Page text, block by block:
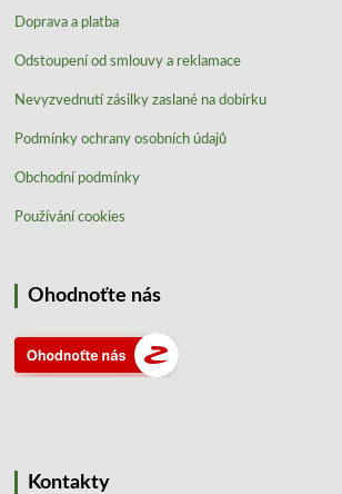
Doprava a platba
Odstoupení od smlouvy a reklamace
Nevyzvednutí zásilky zaslané na dobírku
Podmínky ochrany osobních údajů
Obchodní podmínky
Používání cookies
Ohodnoťte nás
Kontakty